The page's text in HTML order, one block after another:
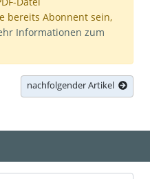
bereits Abonnent sein,
Informationen zum
nachfolgender Artikel